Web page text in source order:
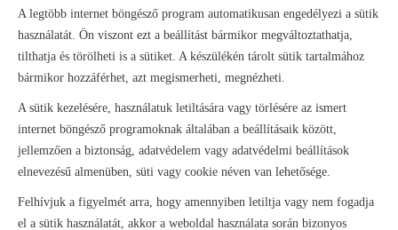
A legtöbb internet böngésző program automatikusan engedélyezi a sütik
használatát. Ön viszont ezt a beállítást bármikor megváltoztathatja,
tilthatja és törölheti is a sütiket. A készülékén tárolt sütik tartalmához
bármikor hozzáférhet, azt megismerheti, megnézheti.
A sütik kezelésére, használatuk letiltására vagy törlésére az ismert
internet böngésző programoknak általában a beállításaik között,
jellemzően a biztonság, adatvédelem vagy adatvédelmi beállítások
elnevezésű almenüben, süti vagy cookie néven van lehetősége.
Felhívjuk a figyelmét arra, hogy amennyiben letiltja vagy nem fogadja
el a sütik használatát, akkor a weboldal használata során bizonyos